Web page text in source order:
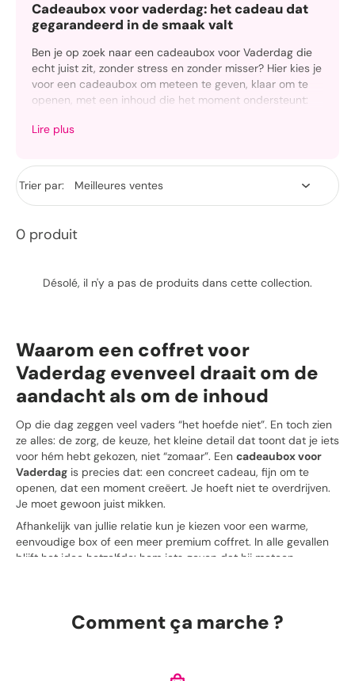
Cadeaubox voor vaderdag: het cadeau dat
gegarandeerd in de smaak valt
Ben je op zoek naar een cadeaubox voor Vaderdag die
echt juist zit, zonder stress en zonder misser? Hier kies je
voor een cadeaubox om meteen te geven, klaar om te
openen, met een inhoud die het moment ondersteunt:
doen.
Of je vader nu eerder discreet of net heel expressief is,
al “alles heeft” of moeilijk te verrassen is, je zit hier goed:
boxen om meteen te schenken, of een cadeaubon
waarmee hij zelf kiest, met levering en personalisatie
volgens jouw wensen.
Lire plus
Trier par:
0 produit
Désolé, il n'y a pas de produits dans cette collection.
Waarom een coffret voor
Vaderdag evenveel draait om de
aandacht als om de inhoud
Op die dag zeggen veel vaders “het hoefde niet”. En toch zien
ze alles: de zorg, de keuze, het kleine detail dat toont dat je iets
voor hém hebt gekozen, niet “zomaar”. Een cadeaubox voor
Vaderdag is precies dat: een concreet cadeau, fijn om te
openen, dat een moment creëert. Je hoeft niet te overdrijven.
Je moet gewoon juist mikken.
Afhankelijk van jullie relatie kun je kiezen voor een warme,
eenvoudige box of een meer premium coffret. In alle gevallen
blijft het idee hetzelfde: hem iets geven dat hij meteen
De juiste box is degene die op je
vader lijktComment ça marche ?